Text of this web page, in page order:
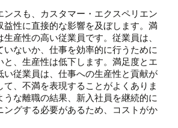
ンスも、カスタマー・エクスペリエン
益性に直接的な影響を及ぼします。満
産性の高い従業員です。従業員は、
ないか、仕事を効率的に行うために
と、生産性は低下します。満足度とエ
い従業員は、仕事への生産性と貢献が
、不満を表現することがよくありま
な離職の結果、新入社員を継続的に
ングする必要があるため、コストがか